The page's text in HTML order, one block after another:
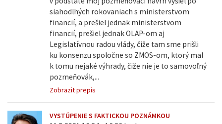
siahodlhých rokovaniach s ministerstvom
financií, a prešiel jednak ministerstvom
financií, prešiel jednak OLAP-om aj
Legislatívnou radou vlády, čiže tam sme prišli
ku konsenzu spoločne so ZMOS-om, ktorý mal
k tomu nejaké výhrady, čiže nie je to samovoľný
pozmeňovák,...
Zobrazit prepis
VYSTÚPENIE S FAKTICKOU POZNÁMKOU